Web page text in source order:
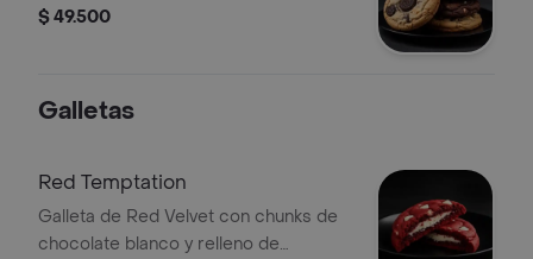
$ 49.500
Galletas
Red Temptation
Galleta de Red Velvet con chunks de
chocolate blanco y relleno de